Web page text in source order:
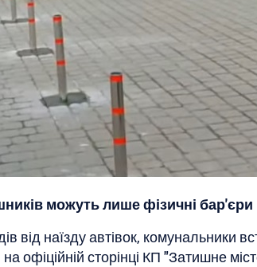
можуть лише фізичні бар'єри
від наїзду автівок, комунальники
офіційній сторінці КП "Затишне